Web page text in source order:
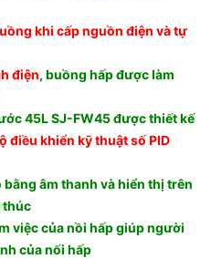
khi cấp nguồn điện và tự
điện, buồng hấp được làm
45L SJ-FW45 được thiết kế
điều khiển kỹ thuật số PID
âm thanh và hiển thị trên
thúc
việc của nồi hấp giúp người
của nối hấp